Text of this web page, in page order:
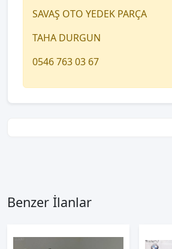
SAVAŞ OTO YEDEK PARÇA
TAHA DURGUN
0546 763 03 67
Benzer İlanlar